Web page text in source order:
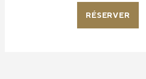
RÉSERVER